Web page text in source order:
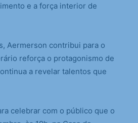
e a força interior de
Aermerson contribui para o
reforça o protagonismo de
a revelar talentos que
celebrar com o público que o